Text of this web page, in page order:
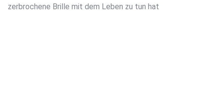
zerbrochene Brille mit dem Leben zu tun hat